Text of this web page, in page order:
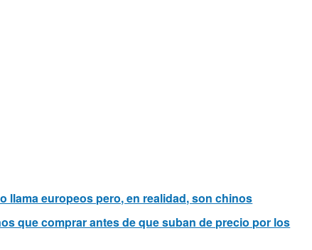
llama europeos pero, en realidad, son chinos
que comprar antes de que suban de precio por los